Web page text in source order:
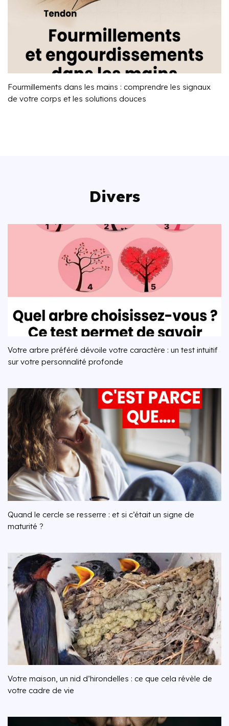
Fourmillements dans les mains : comprendre les signaux
de votre corps et les solutions douces
Divers
Votre arbre préféré dévoile votre caractère : un test intuitif
sur votre personnalité profonde
Quand le cercle se resserre : et si c’était un signe de
maturité ?
Votre maison, un nid d’hirondelles : ce que cela révèle de
votre cadre de vie